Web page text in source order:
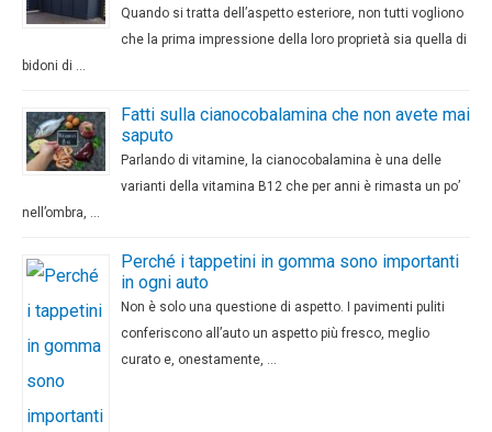
Quando si tratta dell’aspetto esteriore, non tutti vogliono
che la prima impressione della loro proprietà sia quella di
bidoni di …
Fatti sulla cianocobalamina che non avete mai
saputo
Parlando di vitamine, la cianocobalamina è una delle
varianti della vitamina B12 che per anni è rimasta un po’
nell’ombra, …
Perché i tappetini in gomma sono importanti
in ogni auto
Non è solo una questione di aspetto. I pavimenti puliti
conferiscono all’auto un aspetto più fresco, meglio
curato e, onestamente, …